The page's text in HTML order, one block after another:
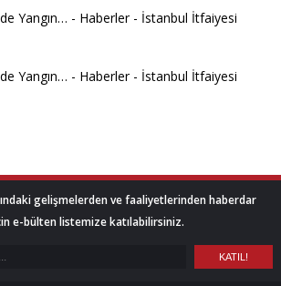
gelişmelerden ve faaliyetlerinden haberdar
e-bülten listemize katılabilirsiniz.